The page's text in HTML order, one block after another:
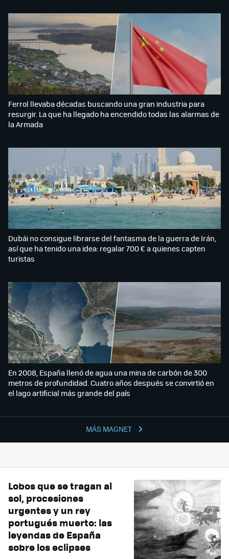
MÁS MAGNET
Ferrol llevaba décadas buscando una gran industria para
resurgir. La que ha llegado ha encendido todas las alarmas de
la Armada
Dubái no consigue librarse del fantasma de la guerra de Irán,
así que ha tenido una idea: regalar 700 € a quienes capten
turistas
En 2008, España llenó de agua una mina de carbón de 300
metros de profundidad. Cuatro años después se convirtió en
el lago artificial más grande del país
Lobos que se tragan al
sol, procesiones
urgentes y un rey
portugués muerto: las
leyendas de España
sobre los eclipses